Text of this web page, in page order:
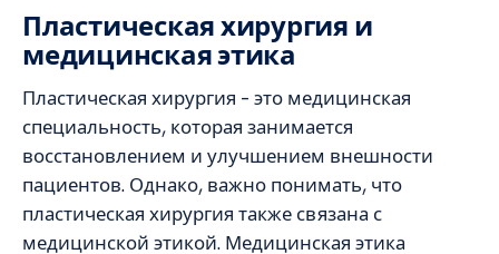
Пластическая хирургия и
медицинская этика
Пластическая хирургия – это медицинская
специальность, которая занимается
восстановлением и улучшением внешности
пациентов. Однако, важно понимать, что
пластическая хирургия также связана с
медицинской этикой. Медицинская этика